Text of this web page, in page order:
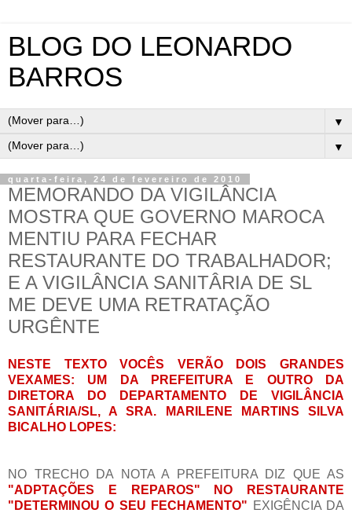
BLOG DO LEONARDO
BARROS
▼
▼
quarta-feira, 24 de fevereiro de 2010
MEMORANDO DA VIGILÂNCIA
MOSTRA QUE GOVERNO MAROCA
MENTIU PARA FECHAR
RESTAURANTE DO TRABALHADOR;
E A VIGILÂNCIA SANITÂRIA DE SL
ME DEVE UMA RETRATAÇÃO
URGÊNTE
NESTE TEXTO VOCÊS VERÃO DOIS GRANDES
VEXAMES: UM DA PREFEITURA E OUTRO DA
DIRETORA DO DEPARTAMENTO DE VIGILÂNCIA
SANITÁRIA/SL, A SRA. MARILENE MARTINS SILVA
BICALHO LOPES:
NO TRECHO DA NOTA A PREFEITURA DIZ QUE AS
"ADPTAÇÕES E REPAROS" NO RESTAURANTE
"DETERMINOU O SEU FECHAMENTO" EXIGÊNCIA DA